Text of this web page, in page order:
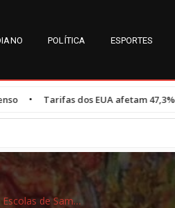
POLÍTICA ESPORTES
47,3% das exportações do
Desfiles das Escolas de Samba do Rio de Janeiro Encantam Público na Sapucaí